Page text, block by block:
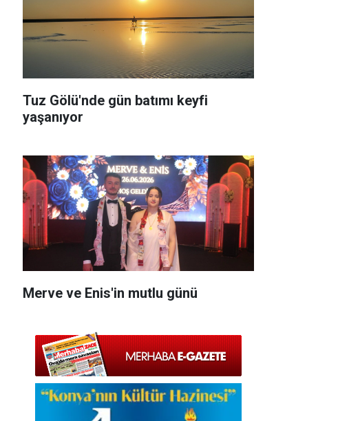
Tuz Gölü'nde gün batımı keyfi
yaşanıyor
Merve ve Enis'in mutlu günü